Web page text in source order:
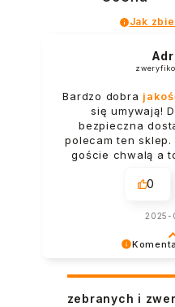
Jak
Bardzo dobra
się umywają!
bezpieczna
polecam ten
goście chwalą a
Stół
0
2025-
zebranych i